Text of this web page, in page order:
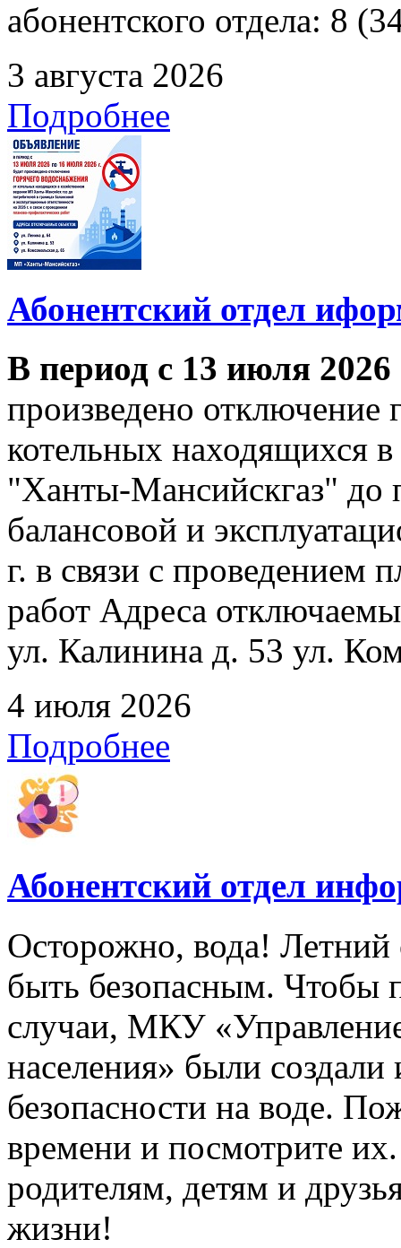
абонентского отдела: 8
3 августа 2026
Подробнее
Абонентский отдел
В период с 13 июля
произведено отключение
котельных находящихся
"Ханты-Мансийскгаз" до
балансовой и
г. в связи с проведением
работ Адреса
ул. Калинина д. 53 ул.
4 июля 2026
Подробнее
Абонентский отдел
Осторожно, вода! Летний
быть безопасным. Чтобы
случаи, МКУ
населения» были
безопасности на воде.
времени и посмотрите
родителям, детям и
жизни!